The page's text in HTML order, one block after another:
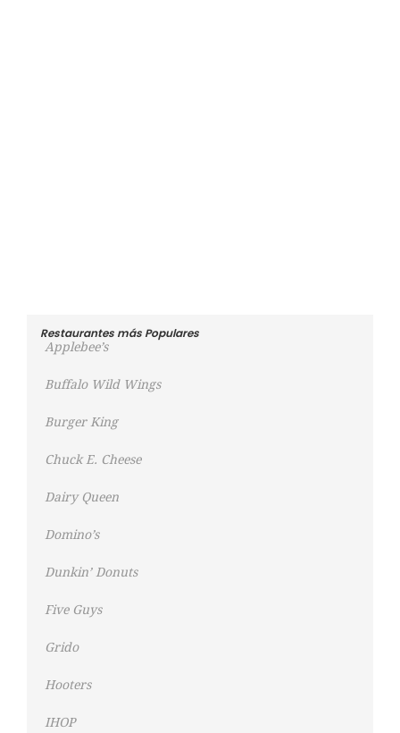
Restaurantes más Populares
Applebee’s
Buffalo Wild Wings
Burger King
Chuck E. Cheese
Dairy Queen
Domino’s
Dunkin’ Donuts
Five Guys
Grido
Hooters
IHOP